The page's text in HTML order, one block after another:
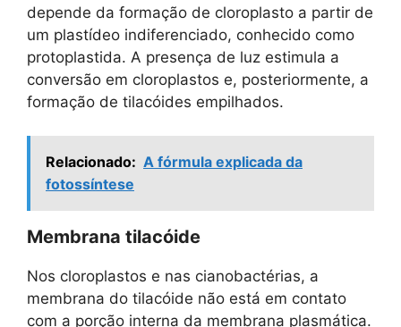
depende da formação de cloroplasto a partir de
um plastídeo indiferenciado, conhecido como
protoplastida. A presença de luz estimula a
conversão em cloroplastos e, posteriormente, a
formação de tilacóides empilhados.
Relacionado: A fórmula explicada da
fotossíntese
Membrana tilacóide
Nos cloroplastos e nas cianobactérias, a
membrana do tilacóide não está em contato
com a porção interna da membrana plasmática.